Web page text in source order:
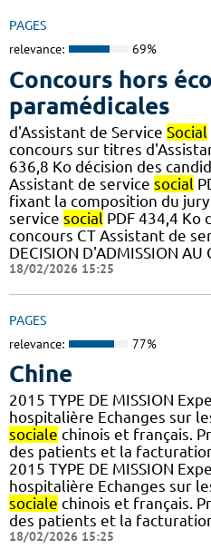
PAGES
relevance: 69%
Concours hors
paramédicales
d'Assistant de Service Social
concours sur titres
636,8 Ko décision des
Assistant de service social
fixant la composition du jury
service social PDF 434,4 Ko
concours CT Assistant de
DECISION D'ADMISSION
18/02/2026 15:25
PAGES
relevance: 77%
Chine
2015 TYPE DE MISSION
hospitalière Echanges sur
sociale chinois et français.
des patients et la
2015 TYPE DE MISSION
hospitalière Echanges sur
sociale chinois et français.
des patients et la
18/02/2026 15:25